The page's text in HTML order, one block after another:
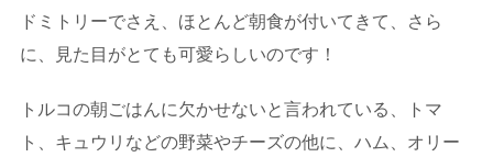
ドミトリーでさえ、ほとんど朝食が付いてきて、さら
に、見た目がとても可愛らしいのです！
トルコの朝ごはんに欠かせないと言われている、トマ
ト、キュウリなどの野菜やチーズの他に、ハム、オリー